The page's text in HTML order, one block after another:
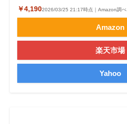
￥4,1902026/03/25 21:17時点｜Amazon調べ
Amazon
楽天市場
Yahoo